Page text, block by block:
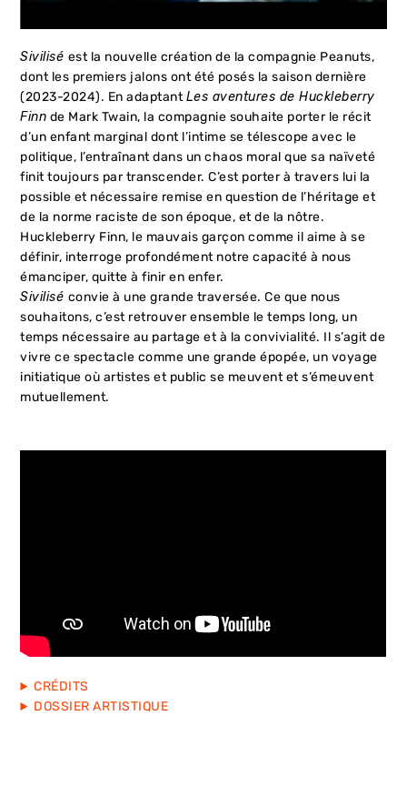
Sivilisé est la nouvelle création de la compagnie Peanuts,
dont les premiers jalons ont été posés la saison dernière
(2023-2024). En adaptantLes aventures de Huckleberry
Finn de Mark Twain, la compagnie souhaite porter le récit
d’un enfant marginal dont l’intime se télescope avec le
politique, l’entraînant dans un chaos moral que sa naïveté
finit toujours par transcender. C’est porter à travers lui la
possible et nécessaire remise en question de l’héritage et
de la norme raciste de son époque, et de la nôtre.
Huckleberry Finn, le mauvais garçon comme il aime à se
définir, interroge profondément notre capacité à nous
émanciper, quitte à finir en enfer.
Sivilisé convie à une grande traversée. Ce que nous
souhaitons, c’est retrouver ensemble le temps long, un
temps nécessaire au partage et à la convivialité. Il s’agit de
vivre ce spectacle comme une grande épopée, un voyage
initiatique où artistes et public se meuvent et s’émeuvent
mutuellement.
CRÉDITS
DOSSIER ARTISTIQUE